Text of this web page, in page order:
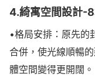
4.綺寓空間設計-
•格局安排：原先的
合併，使光線順暢
體空間變得更開闊。